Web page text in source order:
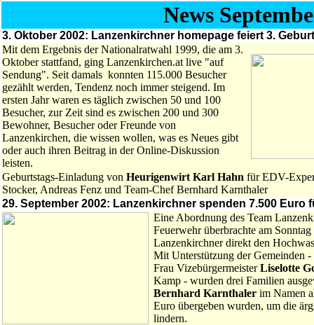
News
3. Oktober 2002: Lanzenkirchner homepage feiert 3.
Mit dem Ergebnis der Nationalratwahl 1999, die am 3.
Oktober stattfand, ging Lanzenkirchen.at live "auf
Sendung". Seit damals konnten 115.000 Besucher
gezählt werden, Tendenz noch immer steigend. Im
ersten Jahr waren es täglich zwischen 50 und 100
Besucher, zur Zeit sind es zwischen 200 und 300
Bewohner, Besucher oder Freunde von
Lanzenkirchen, die wissen wollen, was es Neues gibt
oder auch ihren Beitrag in der Online-Diskussion
leisten.
Geburtstags-Einladung von Heurigenwirt Karl Hahn für EDV-
Stocker, Andreas Fenz und Team-Chef Bernhard Karnthaler
29. September 2002: Lanzenkirchner spenden 7.500 Euro
Eine Abordnung des Team
Feuerwehr überbrachte am
Lanzenkirchner direkt den
Mit Unterstützung der Gemeinden
Frau VizebürgermeisterLiselotte
Kamp - wurden drei Familien
Bernhard Karnthaler im Namen
Euro übergeben wurden, um die
lindern.